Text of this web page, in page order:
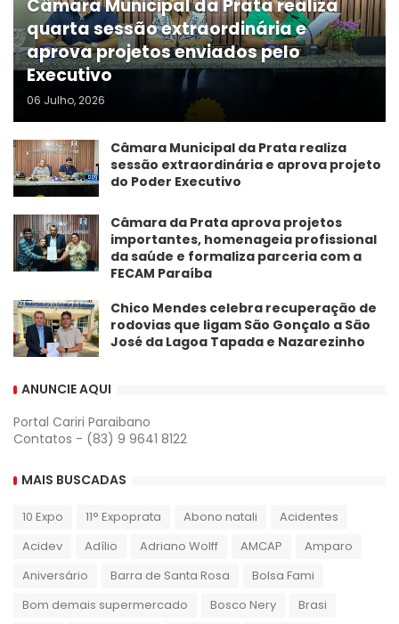
Câmara Municipal da Prata realiza
quarta sessão extraordinária e
aprova projetos enviados pelo
Executivo
06 Julho, 2026
Câmara Municipal da Prata realiza
sessão extraordinária e aprova projeto
do Poder Executivo
​Câmara da Prata aprova projetos
importantes, homenageia profissional
da saúde e formaliza parceria com a
FECAM Paraíba
Chico Mendes celebra recuperação de
rodovias que ligam São Gonçalo a São
José da Lagoa Tapada e Nazarezinho
ANUNCIE AQUI
Portal Cariri Paraibano
Contatos - (83) 9 9641 8122
MAIS BUSCADAS
10 Expo 11° Expoprata Abono natali
Acidentes
Acidev
Adílio Adriano Wolff AMCAP
Amparo
Aniversário
Barra de Santa Rosa
Bolsa Fami
Bom demais supermercado
Bosco Nery
Brasi